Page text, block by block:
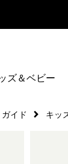
ズ＆ベビー
イド キッ